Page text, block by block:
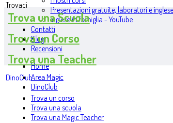
Presentazioni gratuite, laboratori e
Inglese in famiglia - YouTube
Contatti
Blog
Recensioni
Home
Area Magic
DinoClub
Trova un corso
Trova una scuola
Trova una Magic Teacher
Trovaci
Trova una Scuola
Trova un Corso
Trova una Teacher
DinoClub